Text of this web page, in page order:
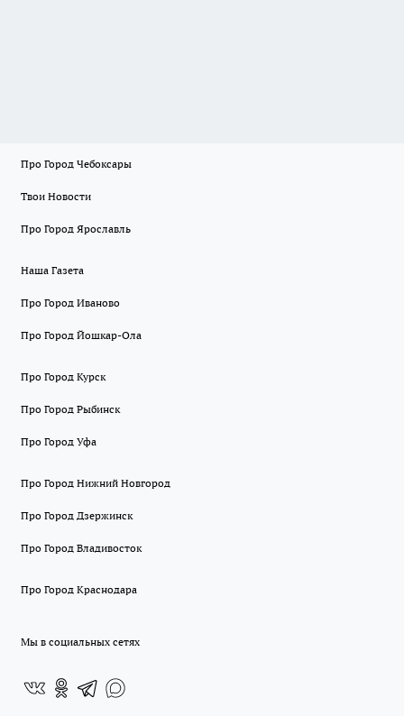
Про Город Чебоксары
Твои Новости
Про Город Ярославль
Наша Газета
Про Город Иваново
Про Город Йошкар-Ола
Про Город Курск
Про Город Рыбинск
Про Город Уфа
Про Город Нижний Новгород
Про Город Дзержинск
Про Город Владивосток
Про Город Краснодара
Мы в социальных сетях